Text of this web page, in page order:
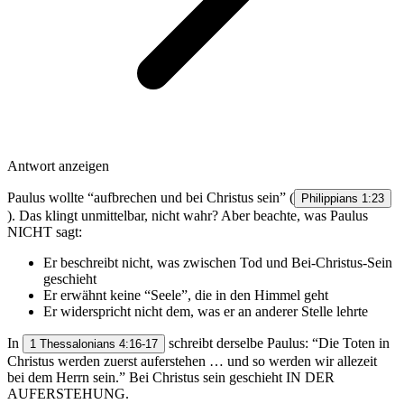
Antwort anzeigen
Paulus wollte “aufbrechen und bei Christus sein” ( Philippians 1:23
). Das klingt unmittelbar, nicht wahr? Aber beachte, was Paulus
NICHT sagt:
Er beschreibt nicht, was zwischen Tod und Bei-Christus-Sein
geschieht
Er erwähnt keine “Seele”, die in den Himmel geht
Er widerspricht nicht dem, was er an anderer Stelle lehrte
In 1 Thessalonians 4:16-17
schreibt derselbe Paulus: “Die Toten in
Christus werden zuerst auferstehen … und so werden wir allezeit
bei dem Herrn sein.” Bei Christus sein geschieht IN DER
AUFERSTEHUNG.